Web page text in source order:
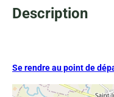
Description
Se rendre au point de